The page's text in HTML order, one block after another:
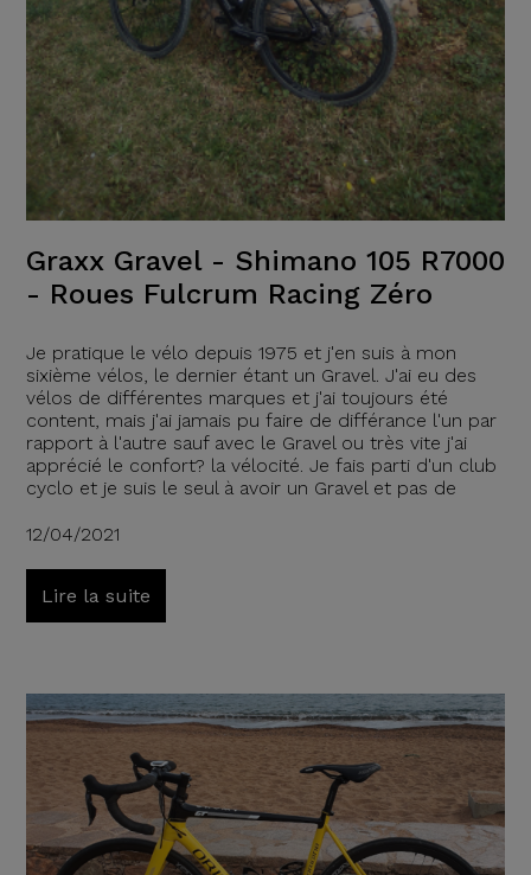
Graxx Gravel - Shimano 105 R7000
- Roues Fulcrum Racing Zéro
Je pratique le vélo depuis 1975 et j'en suis à mon
sixième vélos, le dernier étant un Gravel. J'ai eu des
vélos de différentes marques et j'ai toujours été
content, mais j'ai jamais pu faire de différance l'un par
rapport à l'autre sauf avec le Gravel ou très vite j'ai
apprécié le confort? la vélocité. Je fais parti d'un club
cyclo et je suis le seul à avoir un Gravel et pas de
12/04/2021
Lire la suite